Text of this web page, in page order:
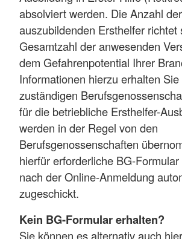
absolviert werden. Die Anzahl der
auszubildenden Ersthelfer richtet
Gesamtzahl der anwesenden
dem Gefahrenpotential Ihrer
Informationen hierzu erhalten
zuständigen
für die betriebliche Ersthelfer-
werden in der Regel von den
Berufsgenossenschaften
hierfür erforderliche BG-
nach der Online-Anmeldung
zugeschickt.
Kein BG-Formular erhalten?
Sie können es alternativ auch hier